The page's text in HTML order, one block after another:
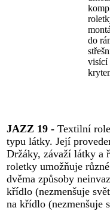
do
visící
JAZZ 19 - Textilní
typu látky. Její
Držáky, závaží látky a
roletky umožňuje
dvěma způsoby
křídlo (nezmenšuje
na křídlo (nezmenšuje